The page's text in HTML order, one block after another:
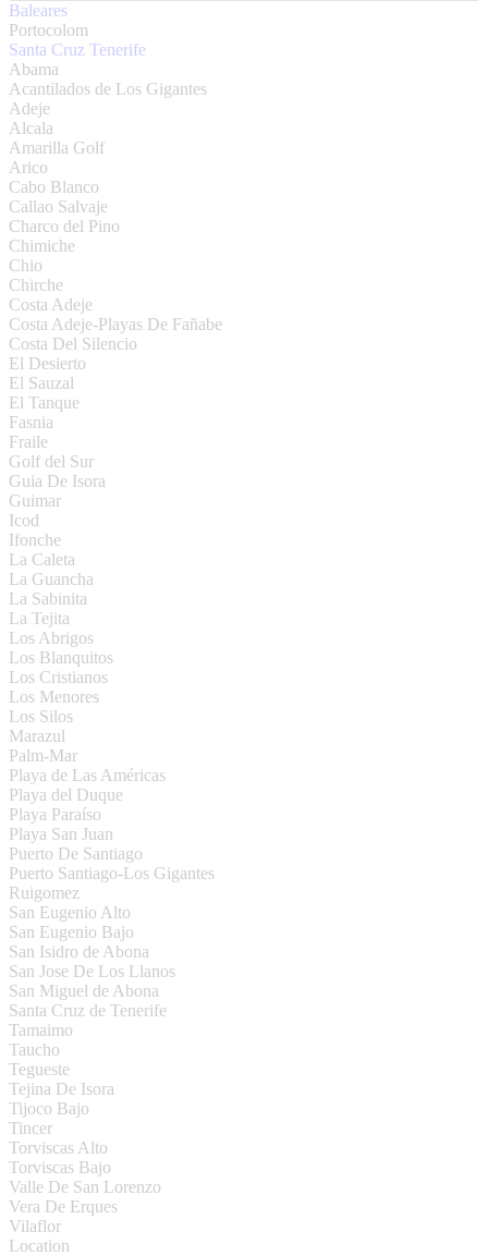
Baleares
Portocolom
Santa Cruz Tenerife
Abama
Acantilados de Los Gigantes
Adeje
Alcala
Amarilla Golf
Arico
Cabo Blanco
Callao Salvaje
Charco del Pino
Chimiche
Chio
Chirche
Costa Adeje
Costa Adeje-Playas De Fañabe
Costa Del Silencio
El Desierto
El Sauzal
El Tanque
Fasnia
Fraile
Golf del Sur
Guia De Isora
Guimar
Icod
Ifonche
La Caleta
La Guancha
La Sabinita
La Tejita
Los Abrigos
Los Blanquitos
Los Cristianos
Los Menores
Los Silos
Marazul
Palm-Mar
Playa de Las Américas
Playa del Duque
Playa Paraíso
Playa San Juan
Puerto De Santiago
Puerto Santiago-Los Gigantes
Ruigomez
San Eugenio Alto
San Eugenio Bajo
San Isidro de Abona
San Jose De Los Llanos
San Miguel de Abona
Santa Cruz de Tenerife
Tamaimo
Taucho
Tegueste
Tejina De Isora
Tijoco Bajo
Tincer
Torviscas Alto
Torviscas Bajo
Valle De San Lorenzo
Vera De Erques
Vilaflor
Location